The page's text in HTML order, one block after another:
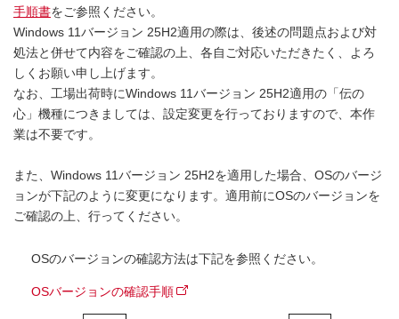
手順書をご参照ください。
Windows 11バージョン 25H2適用の際は、後述の問題点および対
処法と併せて内容をご確認の上、各自ご対応いただきたく、よろ
しくお願い申し上げます。
なお、工場出荷時にWindows 11バージョン 25H2適用の「伝の
心」機種につきましては、設定変更を行っておりますので、本作
業は不要です。
また、Windows 11バージョン 25H2を適用した場合、OSのバージ
ョンが下記のように変更になります。適用前にOSのバージョンを
ご確認の上、行ってください。
OSのバージョンの確認方法は下記を参照ください。
OSバージョンの確認手順